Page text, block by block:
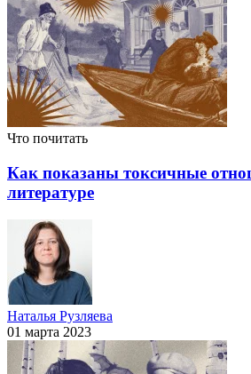
Что почитать
Как показаны токсичные
литературе
Наталья Рузляева
01 марта 2023